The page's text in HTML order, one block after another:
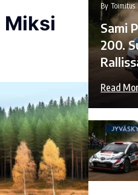
Miksi
By Toimitus
Sami
200.
Read